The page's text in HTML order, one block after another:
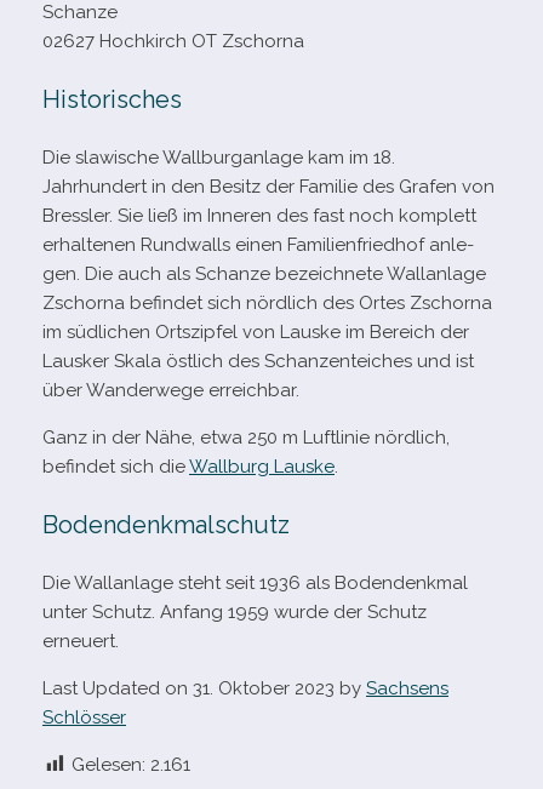
Schanze
02627 Hochkirch OT Zschorna
Historisches
Die sla­wi­sche Wallburganlage kam im 18.
Jahrhundert in den Besitz der Familie des Grafen von
Bressler. Sie ließ im Inneren des fast noch kom­plett
erhal­te­nen Rundwalls einen Familienfriedhof anle­
gen. Die auch als Schanze bezeich­nete Wallanlage
Zschorna befin­det sich nörd­lich des Ortes Zschorna
im süd­li­chen Ortszipfel von Lauske im Bereich der
Lausker Skala öst­lich des Schanzenteiches und ist
über Wanderwege erreichbar.
Ganz in der Nähe, etwa 250 m Luftlinie nörd­lich,
befin­det sich dieWallburg Lauske.
Bodendenkmalschutz
Die Wallanlage steht seit 1936 als Bodendenkmal
unter Schutz. Anfang 1959 wurde der Schutz
erneuert.
Last Updated on 31. Oktober 2023 by Sachsens
Schlösser
Gelesen: 2.161